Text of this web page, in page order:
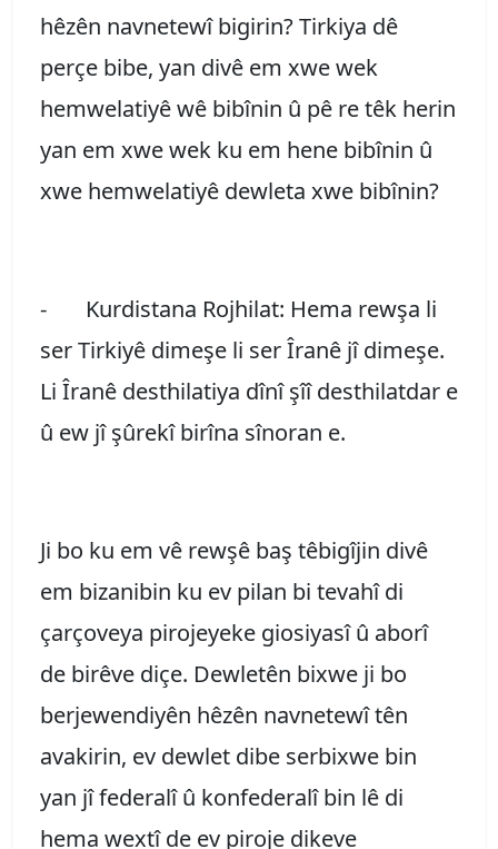
hêzên navnetewî bigirin? Tirkiya dê
perçe bibe, yan divê em xwe wek
hemwelatiyê wê bibînin û pê re têk herin
yan em xwe wek ku em hene bibînin û
xwe hemwelatiyê dewleta xwe bibînin?
- Kurdistana Rojhilat: Hema rewşa li
ser Tirkiyê dimeşe li ser Îranê jî dimeşe.
Li Îranê desthilatiya dînî şîî desthilatdar e
û ew jî şûrekî birîna sînoran e.
Ji bo ku em vê rewşê baş têbigîjin divê
em bizanibin ku ev pilan bi tevahî di
çarçoveya pirojeyeke giosiyasî û aborî
de birêve diçe. Dewletên bixwe ji bo
berjewendiyên hêzên navnetewî tên
avakirin, ev dewlet dibe serbixwe bin
yan jî federalî û konfederalî bin lê di
hema wextî de ev piroje dikeve